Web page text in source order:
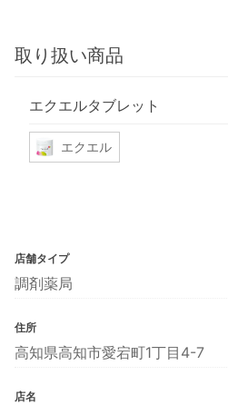
取り扱い商品
エクエルタブレット
エクエル
店舗タイプ
調剤薬局
住所
高知県高知市愛宕町1丁目4-7
店名